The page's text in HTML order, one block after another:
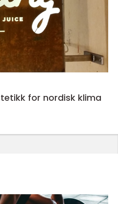
estetikk for nordisk klima